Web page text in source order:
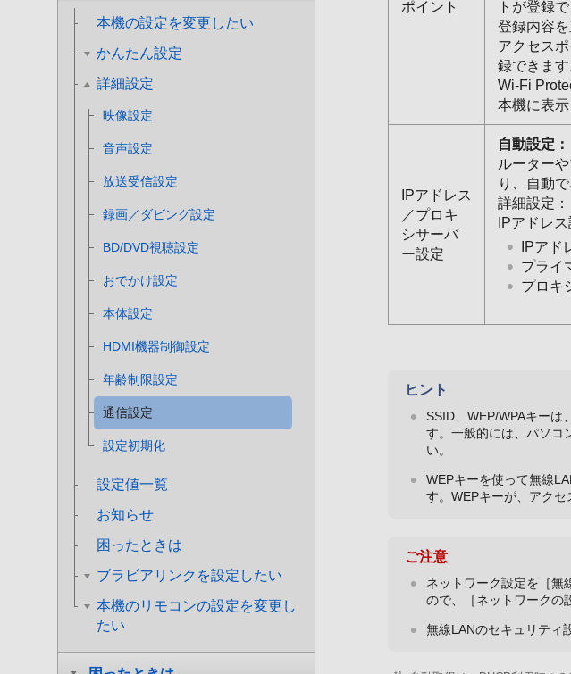
本機の設定を変更したい
かんたん設定
詳細設定
映像設定
音声設定
放送受信設定
録画／ダビング設定
BD/DVD視聴設定
おでかけ設定
本体設定
HDMI機器制御設定
年齢制限設定
通信設定
設定初期化
設定値一覧
お知らせ
困ったときは
ブラビアリンクを設定したい
本機のリモコンの設定を変更し
たい
ポイント
トが登録で
登録内容を
アクセス
録できます
Wi-Fi
本機に表
IPアドレス
／プロキ
シサーバ
ー設定
自動設定：
ルーター
り、自動
詳細設定：
IPアドレ
IPアド
プライ
プロキ
ヒント
SSID、WEP/WPAキー
す。一般的には、パソコ
い。
WEPキーを使って無線
す。WEPキーが、アクセ
ご注意
ネットワーク設定を［無
ので、［ネットワークの
無線LANのセキュリティ